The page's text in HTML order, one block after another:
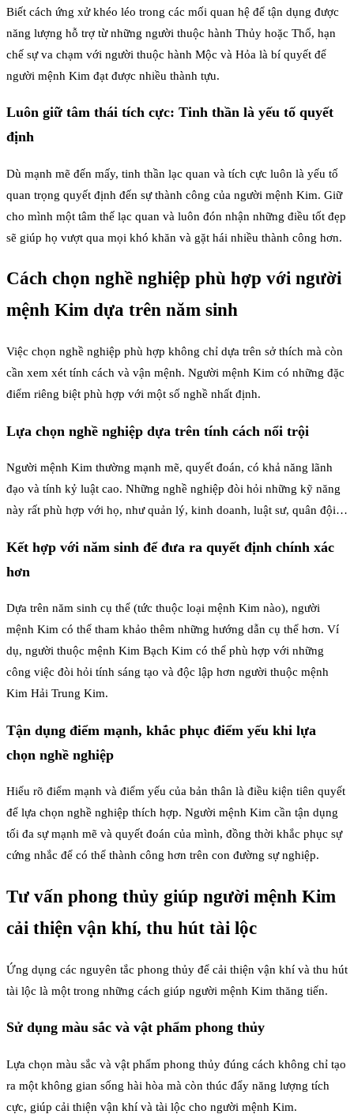
Biết cách ứng xử khéo léo trong các mối quan hệ để tận dụng được
năng lượng hỗ trợ từ những người thuộc hành Thủy hoặc Thổ, hạn
chế sự va chạm với người thuộc hành Mộc và Hỏa là bí quyết để
người mệnh Kim đạt được nhiều thành tựu.
Luôn giữ tâm thái tích cực: Tinh thần là yếu tố quyết
định
Dù mạnh mẽ đến mấy, tinh thần lạc quan và tích cực luôn là yếu tố
quan trọng quyết định đến sự thành công của người mệnh Kim. Giữ
cho mình một tâm thế lạc quan và luôn đón nhận những điều tốt đẹp
sẽ giúp họ vượt qua mọi khó khăn và gặt hái nhiều thành công hơn.
Cách chọn nghề nghiệp phù hợp với người
mệnh Kim dựa trên năm sinh
Việc chọn nghề nghiệp phù hợp không chỉ dựa trên sở thích mà còn
cần xem xét tính cách và vận mệnh. Người mệnh Kim có những đặc
điểm riêng biệt phù hợp với một số nghề nhất định.
Lựa chọn nghề nghiệp dựa trên tính cách nổi trội
Người mệnh Kim thường mạnh mẽ, quyết đoán, có khả năng lãnh
đạo và tính kỷ luật cao. Những nghề nghiệp đòi hỏi những kỹ năng
này rất phù hợp với họ, như quản lý, kinh doanh, luật sư, quân đội…
Kết hợp với năm sinh để đưa ra quyết định chính xác
hơn
Dựa trên năm sinh cụ thể (tức thuộc loại mệnh Kim nào), người
mệnh Kim có thể tham khảo thêm những hướng dẫn cụ thể hơn. Ví
dụ, người thuộc mệnh Kim Bạch Kim có thể phù hợp với những
công việc đòi hỏi tính sáng tạo và độc lập hơn người thuộc mệnh
Kim Hải Trung Kim.
Tận dụng điểm mạnh, khắc phục điểm yếu khi lựa
chọn nghề nghiệp
Hiểu rõ điểm mạnh và điểm yếu của bản thân là điều kiện tiên quyết
để lựa chọn nghề nghiệp thích hợp. Người mệnh Kim cần tận dụng
tối đa sự mạnh mẽ và quyết đoán của mình, đồng thời khắc phục sự
cứng nhắc để có thể thành công hơn trên con đường sự nghiệp.
Tư vấn phong thủy giúp người mệnh Kim
cải thiện vận khí, thu hút tài lộc
Ứng dụng các nguyên tắc phong thủy để cải thiện vận khí và thu hút
tài lộc là một trong những cách giúp người mệnh Kim thăng tiến.
Sử dụng màu sắc và vật phẩm phong thủy
Lựa chọn màu sắc và vật phẩm phong thủy đúng cách không chỉ tạo
ra một không gian sống hài hòa mà còn thúc đẩy năng lượng tích
cực, giúp cải thiện vận khí và tài lộc cho người mệnh Kim.